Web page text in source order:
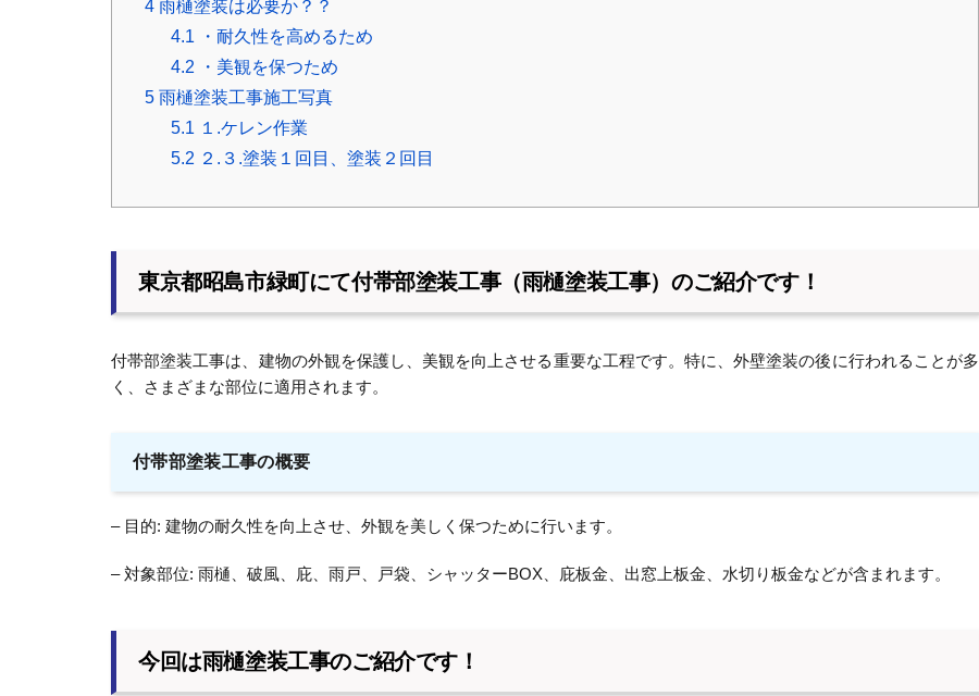
4 雨樋塗装は必要か？？
4.1 ・耐久性を高めるため
4.2 ・美観を保つため
5 雨樋塗装工事施工写真
5.1 １.ケレン作業
5.2 ２.３.塗装１回目、塗装２回目
東京都昭島市緑町にて付帯部塗装工事（雨樋塗装工事）のご紹介です！
付帯部塗装工事は、建物の外観を保護し、美観を向上させる重要な工程です。特に、外壁塗装の後に行われることが多
く、さまざまな部位に適用されます。
付帯部塗装工事の概要
– 目的: 建物の耐久性を向上させ、外観を美しく保つために行います。
– 対象部位: 雨樋、破風、庇、雨戸、戸袋、シャッターBOX、庇板金、出窓上板金、水切り板金などが含まれます。
今回は雨樋塗装工事のご紹介です！